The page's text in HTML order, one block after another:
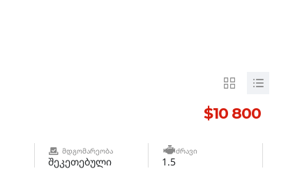
$10 800
ᲛᲓᲒᲝᲛᲐᲠᲔᲝᲑᲐ
შეკეთებული
ᲫᲠᲐᲕᲘ
1.5